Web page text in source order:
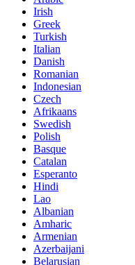
Irish
Greek
Turkish
Italian
Danish
Romanian
Indonesian
Czech
Afrikaans
Swedish
Polish
Basque
Catalan
Esperanto
Hindi
Lao
Albanian
Amharic
Armenian
Azerbaijani
Belarusian